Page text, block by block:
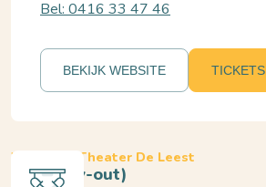
Waalwijk, Theater De Leest
Nora (try-out)
Bel: 0416 33 47 46
BEKIJK WEBSITE TICKETS